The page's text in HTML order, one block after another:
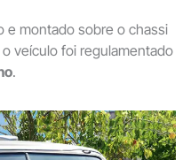
e montado sobre o chassi
o veículo foi regulamentado
.